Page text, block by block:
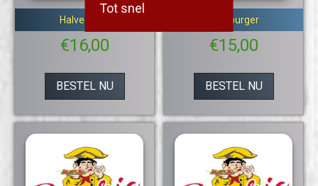
Halve Haan
€16,00
BESTEL NU
Hamburger
€15,00
BESTEL NU
Tot snel